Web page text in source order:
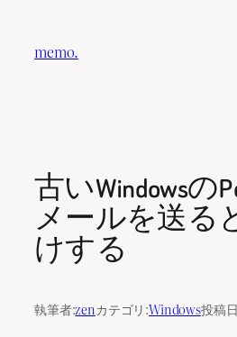
memo.
古いWindowsの
メールを送る
けする
執筆者:zenカテゴリ:Windows投稿